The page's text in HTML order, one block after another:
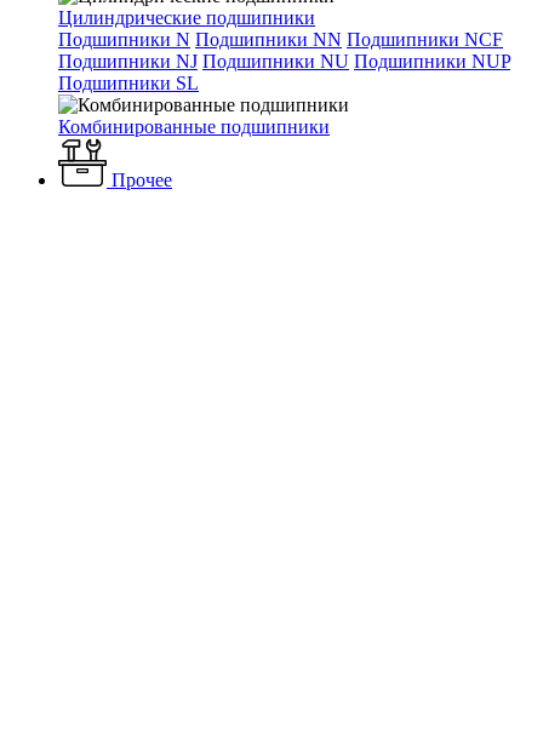
Цилиндрические подшипники
Подшипники N Подшипники NN Подшипники NCF
Подшипники NJ Подшипники NU Подшипники NUP
Подшипники SL
Комбинированные подшипники
Прочее